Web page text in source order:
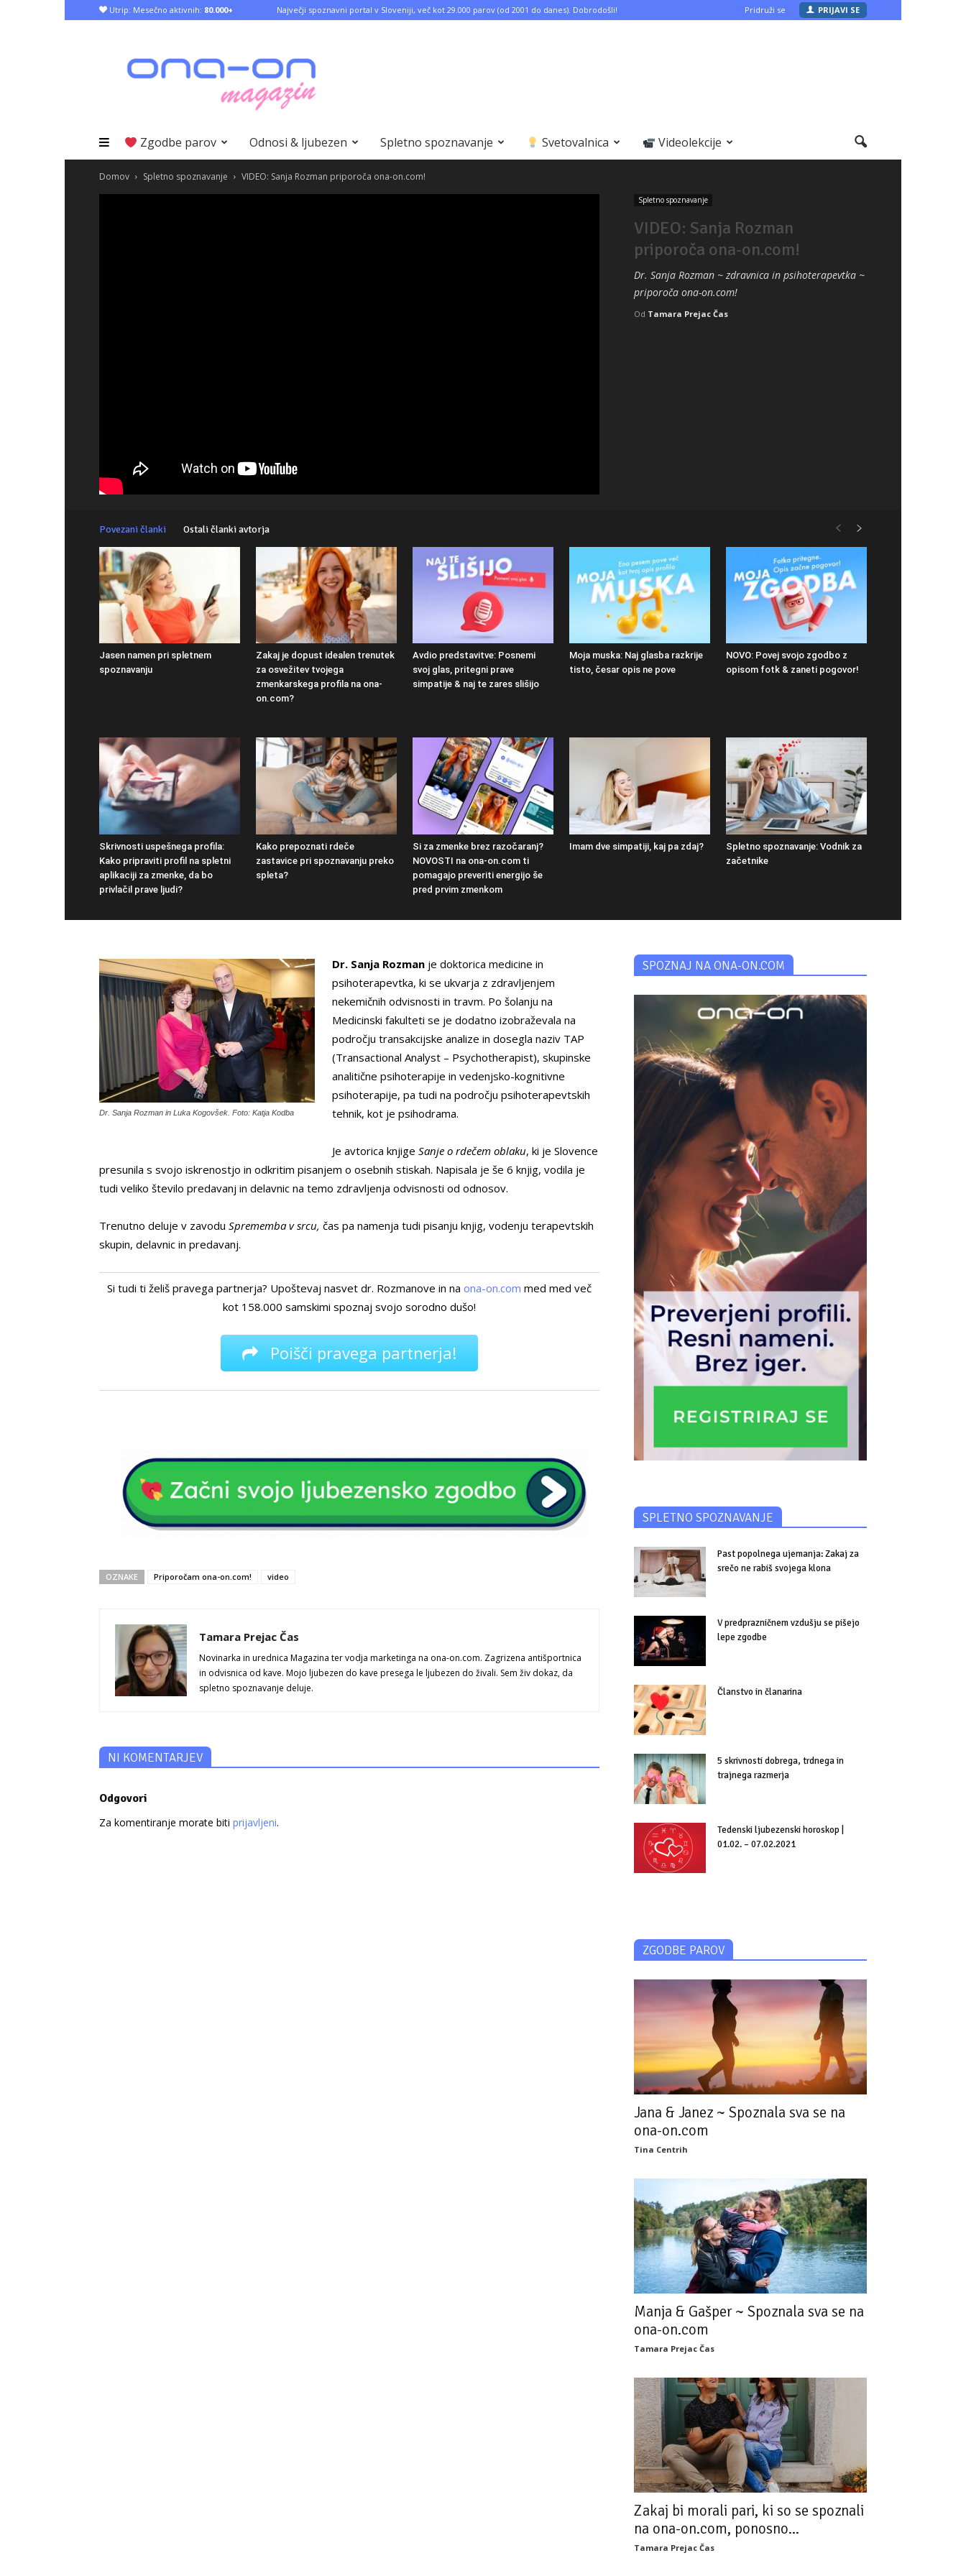
Utrip: Mesečno aktivnih: 80.000+ Največji spoznavni portal v Sloveniji, več kot 29.000 parov (od 2001 do danes). Dobrodošli! Pridruži se PRIJAVI SE
Zgodbe parov Odnosi & ljubezen Spletno spoznavanje Svetovalnica Videolekcije
Domov Spletno spoznavanje VIDEO: Sanja Rozman priporoča ona-on.com!
Spletno spoznavanje
VIDEO: Sanja Rozman
priporoča ona-on.com!
Dr. Sanja Rozman ~ zdravnica in psihoterapevtka ~
priporoča ona-on.com!
Od Tamara Prejac Čas
Povezani članki Ostali članki avtorja
Jasen namen pri spletnem
spoznavanju
Zakaj je dopust idealen trenutek
za osvežitev tvojega
zmenkarskega profila na ona-
on.com?
Avdio predstavitve: Posnemi
svoj glas, pritegni prave
simpatije & naj te zares slišijo
Moja muska: Naj glasba razkrije
tisto, česar opis ne pove
NOVO: Povej svojo zgodbo z
opisom fotk & zaneti pogovor!
Skrivnosti uspešnega profila:
Kako pripraviti profil na spletni
aplikaciji za zmenke, da bo
privlačil prave ljudi?
Kako prepoznati rdeče
zastavice pri spoznavanju preko
spleta?
Si za zmenke brez razočaranj?
NOVOSTI na ona-on.com ti
pomagajo preveriti energijo še
pred prvim zmenkom
Imam dve simpatiji, kaj pa zdaj?
Spletno spoznavanje: Vodnik za
začetnike
Dr. Sanja Rozman in Luka Kogovšek. Foto: Katja Kodba
Dr. Sanja Rozman je doktorica medicine in
psihoterapevtka, ki se ukvarja z zdravljenjem
nekemičnih odvisnosti in travm. Po šolanju na
Medicinski fakulteti se je dodatno izobraževala na
področju transakcijske analize in dosegla naziv TAP
(Transactional Analyst – Psychotherapist), skupinske
analitične psihoterapije in vedenjsko-kognitivne
psihoterapije, pa tudi na področju psihoterapevtskih
tehnik, kot je psihodrama.
Je avtorica knjige Sanje o rdečem oblaku, ki je Slovence
presunila s svojo iskrenostjo in odkritim pisanjem o osebnih stiskah. Napisala je še 6 knjig, vodila je
tudi veliko število predavanj in delavnic na temo zdravljenja odvisnosti od odnosov.
Trenutno deluje v zavodu Sprememba v srcu, čas pa namenja tudi pisanju knjig, vodenju terapevtskih
skupin, delavnic in predavanj.
Si tudi ti želiš pravega partnerja? Upoštevaj nasvet dr. Rozmanove in na ona-on.com med med več
kot 158.000 samskimi spoznaj svojo sorodno dušo!
Poišči pravega partnerja!
OZNAKE Priporočam ona-on.com! video
Tamara Prejac Čas
Novinarka in urednica Magazina ter vodja marketinga na ona-on.com. Zagrizena antišportnica
in odvisnica od kave. Mojo ljubezen do kave presega le ljubezen do živali. Sem živ dokaz, da
spletno spoznavanje deluje.
NI KOMENTARJEV
Odgovori
Za komentiranje morate biti prijavljeni.
SPOZNAJ NA ONA-ON.COM
SPLETNO SPOZNAVANJE
Past popolnega ujemanja: Zakaj za
srečo ne rabiš svojega klona
V predprazničnem vzdušju se pišejo
lepe zgodbe
Članstvo in članarina
5 skrivnosti dobrega, trdnega in
trajnega razmerja
Tedenski ljubezenski horoskop |
01.02. – 07.02.2021
ZGODBE PAROV
Jana & Janez ~ Spoznala sva se na
ona-on.com
Tina Centrih
Manja & Gašper ~ Spoznala sva se na
ona-on.com
Tamara Prejac Čas
Zakaj bi morali pari, ki so se spoznali
na ona-on.com, ponosno...
Tamara Prejac Čas